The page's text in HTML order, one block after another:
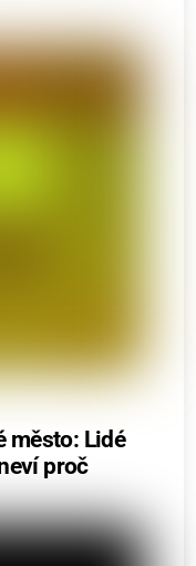
město: Lidé
proč